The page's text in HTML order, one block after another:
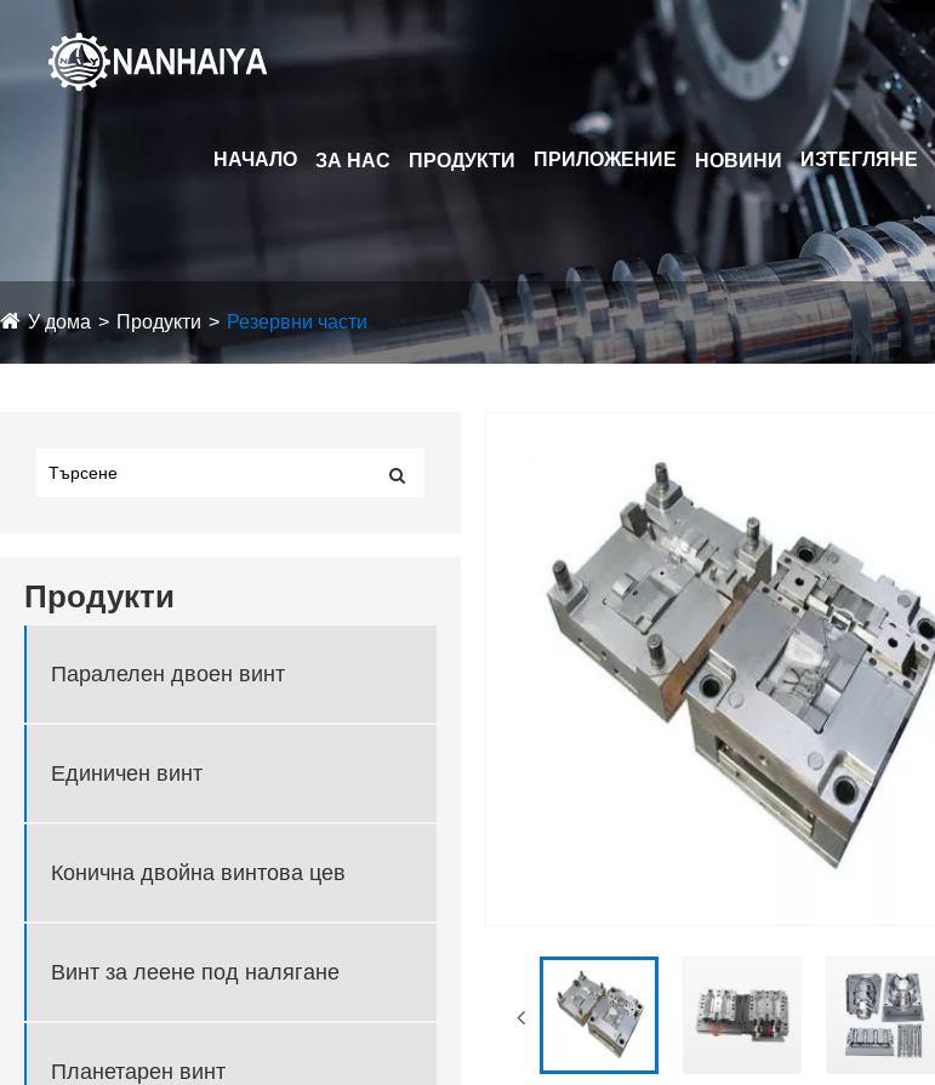
НАЧАЛО ЗА НАС ПРОДУКТИ ПРИЛОЖЕНИЕ НОВИНИ ИЗТЕГЛЯНЕ
У дома Продукти Резервни части
Продукти
Паралелен двоен винт
Единичен винт
Конична двойна винтова цев
Винт за леене под налягане
Планетарен винт